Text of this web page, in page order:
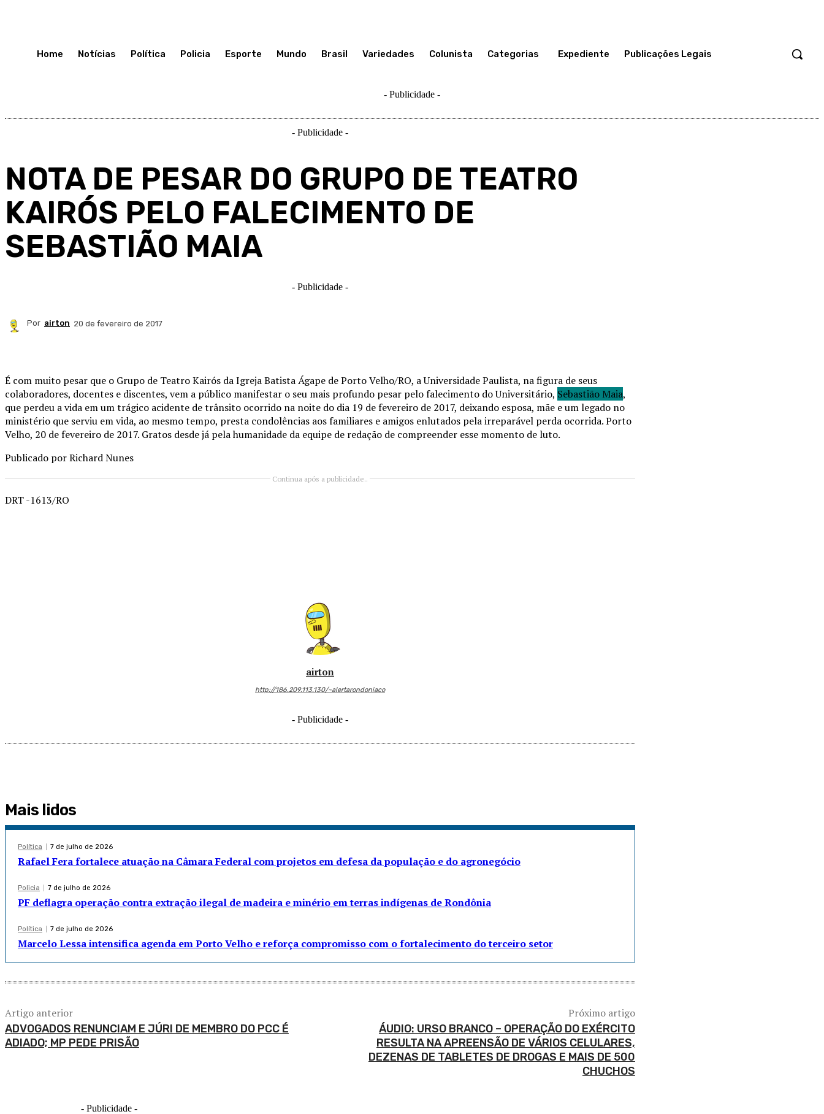
Home Notícias Política Policia Esporte Mundo Brasil Variedades Colunista Categorias Expediente Publicações Legais
- Publicidade -
- Publicidade -
NOTA DE PESAR DO GRUPO DE TEATRO
KAIRÓS PELO FALECIMENTO DE
SEBASTIÃO MAIA
- Publicidade -
Por airton 20 de fevereiro de 2017
É com muito pesar que o Grupo de Teatro Kairós da Igreja Batista Ágape de Porto Velho/RO, a Universidade Paulista, na figura de seus
colaboradores, docentes e discentes, vem a público manifestar o seu mais profundo pesar pelo falecimento do Universitário, Sebastião Maia,
que perdeu a vida em um trágico acidente de trânsito ocorrido na noite do dia 19 de fevereiro de 2017, deixando esposa, mãe e um legado no
ministério que serviu em vida, ao mesmo tempo, presta condolências aos familiares e amigos enlutados pela irreparável perda ocorrida. Porto
Velho, 20 de fevereiro de 2017. Gratos desde já pela humanidade da equipe de redação de compreender esse momento de luto.
Publicado por Richard Nunes
Continua após a publicidade..
DRT -1613/RO
airton
http://186.209.113.130/~alertarondoniaco
- Publicidade -
Mais lidos
Política 7 de julho de 2026
Rafael Fera fortalece atuação na Câmara Federal com projetos em defesa da população e do agronegócio
Policia 7 de julho de 2026
PF deflagra operação contra extração ilegal de madeira e minério em terras indígenas de Rondônia
Política 7 de julho de 2026
Marcelo Lessa intensifica agenda em Porto Velho e reforça compromisso com o fortalecimento do terceiro setor
Artigo anterior
ADVOGADOS RENUNCIAM E JÚRI DE MEMBRO DO PCC É
ADIADO; MP PEDE PRISÃO
Próximo artigo
ÁUDIO: URSO BRANCO – OPERAÇÃO DO EXÉRCITO
RESULTA NA APREENSÃO DE VÁRIOS CELULARES,
DEZENAS DE TABLETES DE DROGAS E MAIS DE 500
CHUCHOS
- Publicidade -